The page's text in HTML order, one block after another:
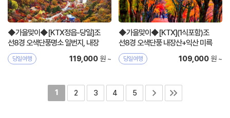
◆가을맞이◆[KTX정읍-당일]조
선8경 오색단풍명소 일번지, 내장
산
당일여행 119,000원 ~
◆가을맞이◆[KTX](1식포함)조
선8경 오색단풍 내장산+익산 미륵
사지
당일여행 109,000원 ~
1 2 3 4 5